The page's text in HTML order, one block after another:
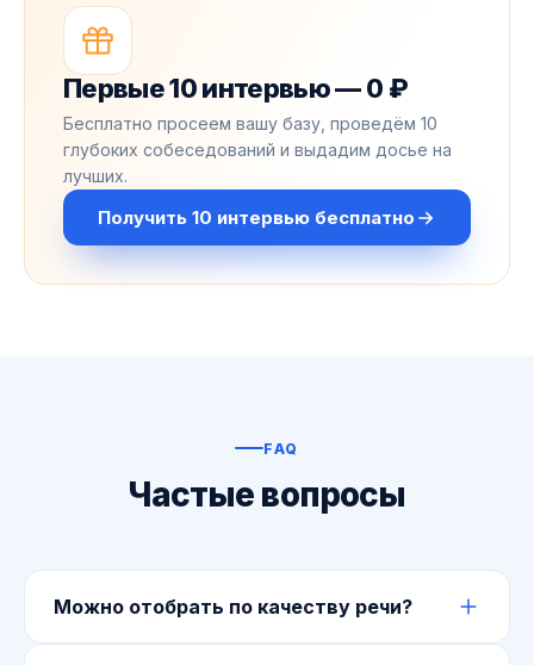
Первые 10 интервью — 0 ₽
Бесплатно просеем вашу базу, проведём 10
глубоких собеседований и выдадим досье на
лучших.
Получить 10 интервью бесплатно
FAQ
Частые вопросы
Можно отобрать по качеству речи?